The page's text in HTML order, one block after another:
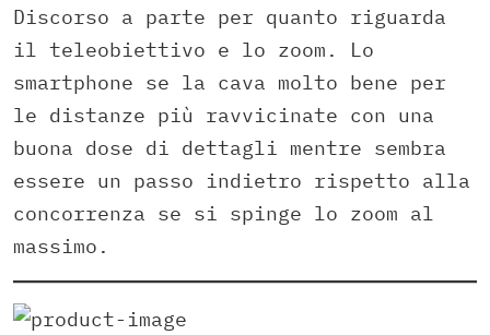
Discorso a parte per quanto riguarda
il teleobiettivo e lo zoom. Lo
smartphone se la cava molto bene per
le distanze più ravvicinate con una
buona dose di dettagli mentre sembra
essere un passo indietro rispetto alla
concorrenza se si spinge lo zoom al
massimo.